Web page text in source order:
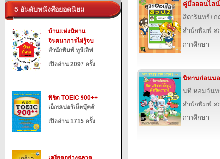
5 อันดับหนังสือยอดนิยม
บ้านแห่งนิทาน
จินตนาการไม่รู้จบ
สำนักพิมพ์ ทูบีเลิฟ
เปิดอ่าน 2097 ครั้ง
พิชิต TOEIC 900++
เอ็กซเปอร์เน็ทบุ๊คส์
เปิดอ่าน 1715 ครั้ง
เครียดอย่างฉลาด
คู่มือออนไล
สิตารินทร์+ก
สำนักพิมพ์ ส
การศึกษา
นิทานก่อนน
นที หอมจันท
สำนักพิมพ์ ส
การศึกษา